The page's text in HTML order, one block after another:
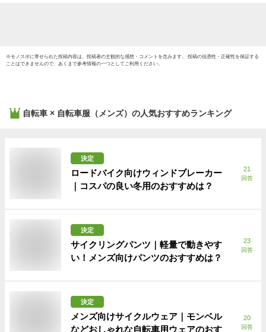
※モノスポに寄せられた投稿内容は、投稿者の主観的な感想・コメントを含みます。 投稿の信憑性・正確性を保証する
ことはできませんので、あくまで参考情報の一つとしてご利用ください。
自転車 × 自転車服（メンズ） の人気おすすめランキング
決定
ロードバイク向けウィンドブレーカー
｜コスパの良い冬用のおすすめは？
21
回答
決定
サイクリングパンツ｜軽量で動きやす
い！メンズ向けパンツのおすすめは？
23
回答
決定
メンズ向けサイクルウェア｜モンベル
などおしゃれな自転車用ウェアのおす
20
回答